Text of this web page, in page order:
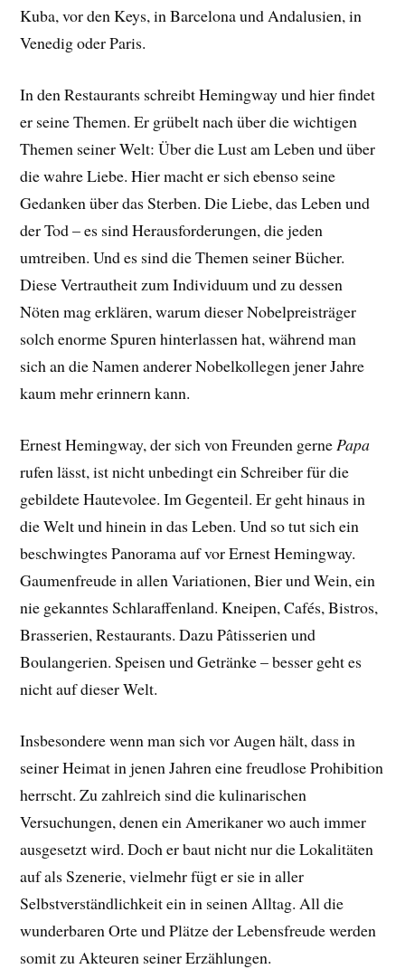
Kuba, vor den Keys, in Barcelona und Andalusien, in
Venedig oder Paris.
In den Restaurants schreibt Hemingway und hier findet
er seine Themen. Er grübelt nach über die wichtigen
Themen seiner Welt: Über die Lust am Leben und über
die wahre Liebe. Hier macht er sich ebenso seine
Gedanken über das Sterben. Die Liebe, das Leben und
der Tod – es sind Herausforderungen, die jeden
umtreiben. Und es sind die Themen seiner Bücher.
Diese Vertrautheit zum Individuum und zu dessen
Nöten mag erklären, warum dieser Nobelpreisträger
solch enorme Spuren hinterlassen hat, während man
sich an die Namen anderer Nobelkollegen jener Jahre
kaum mehr erinnern kann.
Ernest Hemingway, der sich von Freunden gernePapa
rufen lässt, ist nicht unbedingt ein Schreiber für die
gebildete Hautevolee. Im Gegenteil. Er geht hinaus in
die Welt und hinein in das Leben. Und so tut sich ein
beschwingtes Panorama auf vor Ernest Hemingway.
Gaumenfreude in allen Variationen, Bier und Wein, ein
nie gekanntes Schlaraffenland. Kneipen, Cafés, Bistros,
Brasserien, Restaurants. Dazu Pâtisserien und
Boulangerien. Speisen und Getränke – besser geht es
nicht auf dieser Welt.
Insbesondere wenn man sich vor Augen hält, dass in
seiner Heimat in jenen Jahren eine freudlose Prohibition
herrscht. Zu zahlreich sind die kulinarischen
Versuchungen, denen ein Amerikaner wo auch immer
ausgesetzt wird. Doch er baut nicht nur die Lokalitäten
auf als Szenerie, vielmehr fügt er sie in aller
Selbstverständlichkeit ein in seinen Alltag. All die
wunderbaren Orte und Plätze der Lebensfreude werden
somit zu Akteuren seiner Erzählungen.